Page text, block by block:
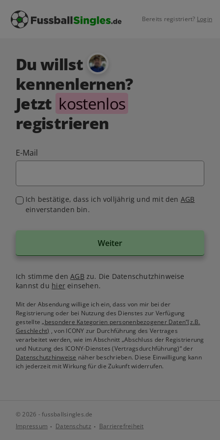
Bereits registriert? Login
Du willst
kennenlernen?
Jetzt kostenlos
registrieren
E-Mail
Ich bestätige, dass ich volljährig und mit den AGB
einverstanden bin.
Weiter
Ich stimme denAGB zu. Die Datenschutzhinweise
kannst du hiereinsehen.
Mit der Absendung willige ich ein, dass von mir bei der
Registrierung oder bei Nutzung des Dienstes zur Verfügung
gestellte„besondere Kategorien personenbezogener Daten“(z.B.
Geschlecht) , von ICONY zur Durchführung des Vertrages
verarbeitet werden, wie im Abschnitt „Abschluss der Registrierung
und Nutzung des ICONY-Dienstes (Vertragsdurchführung)“ der
Datenschutzhinweise näher beschrieben. Diese Einwilligung kann
ich jederzeit mit Wirkung für die Zukunft widerrufen.
© 2026 - fussballsingles.de
Impressum
Datenschutz Barrierefreiheit